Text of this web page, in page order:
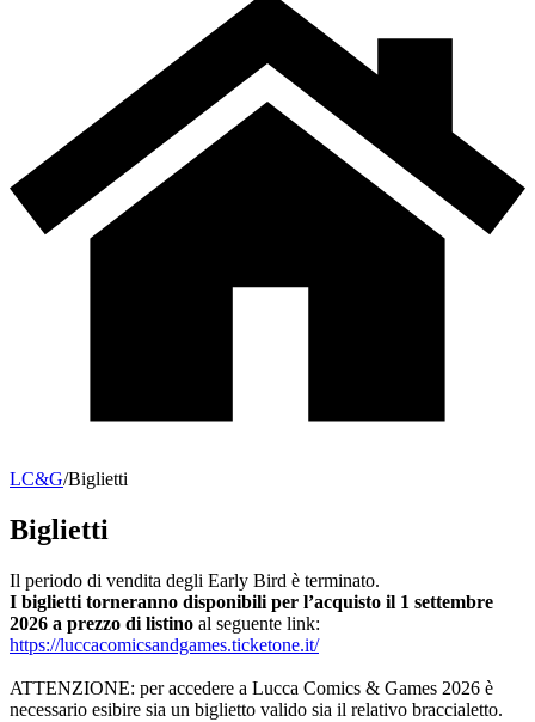
LC&G/Biglietti
Biglietti
Il periodo di vendita degli Early Bird è terminato.
I biglietti torneranno disponibili per l’acquisto il 1 settembre
2026 a prezzo di listino al seguente link:
https://luccacomicsandgames.ticketone.it/
ATTENZIONE: per accedere a Lucca Comics & Games 2026 è
necessario esibire sia un biglietto valido sia il relativo braccialetto.